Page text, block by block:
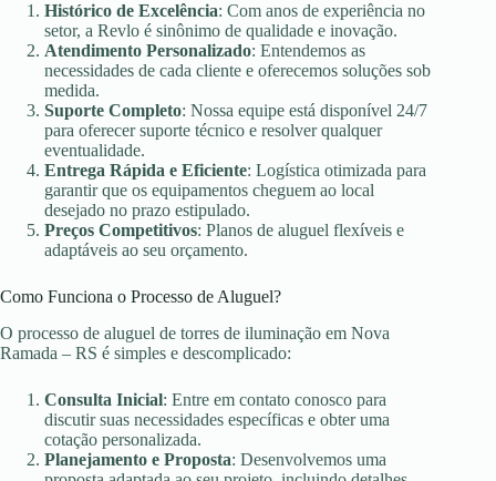
Histórico de Excelência: Com anos de experiência no
setor, a Revlo é sinônimo de qualidade e inovação.
Atendimento Personalizado: Entendemos as
necessidades de cada cliente e oferecemos soluções sob
medida.
Suporte Completo: Nossa equipe está disponível 24/7
para oferecer suporte técnico e resolver qualquer
eventualidade.
Entrega Rápida e Eficiente: Logística otimizada para
garantir que os equipamentos cheguem ao local
desejado no prazo estipulado.
Preços Competitivos: Planos de aluguel flexíveis e
adaptáveis ao seu orçamento.
Como Funciona o Processo de Aluguel?
O processo de aluguel de torres de iluminação em Nova
Ramada – RS é simples e descomplicado:
Consulta Inicial: Entre em contato conosco para
discutir suas necessidades específicas e obter uma
cotação personalizada.
Planejamento e Proposta: Desenvolvemos uma